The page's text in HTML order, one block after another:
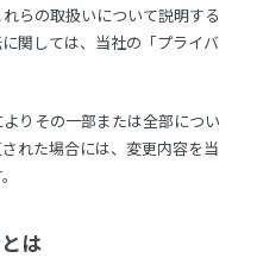
らの取扱いについて説明する
関しては、当社の「プライバ
りその一部または全部につい
れた場合には、変更内容を当
は